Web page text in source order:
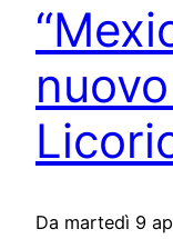
Da martedì 9